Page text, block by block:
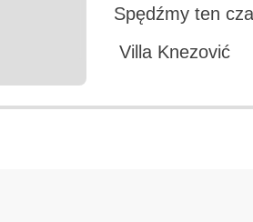
Spędźmy ten
Villa Knezović